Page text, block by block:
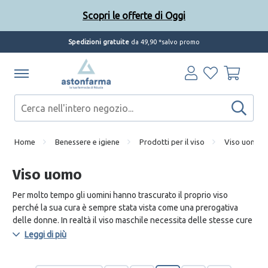
Spedizioni gratuite da 49,90 *salvo promo
Home Benessere e igiene Prodotti per il viso Viso uomo
Viso uomo
Per molto tempo gli uomini hanno trascurato il proprio viso
perché la sua cura è sempre stata vista come una prerogativa
delle donne. In realtà il viso maschile necessita delle stesse cure
di quello femminile, se non addirittura qualche accorgimento in
Leggi di più
Scopri le offerte di Oggi